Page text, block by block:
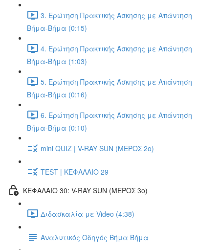
3. Ερώτηση Πρακτικής Άσκησης με Απάντηση
Βήμα-Βήμα (0:15)
4. Ερώτηση Πρακτικής Άσκησης με Απάντηση
Βήμα-Βήμα (1:03)
5. Ερώτηση Πρακτικής Άσκησης με Απάντηση
Βήμα-Βήμα (0:16)
6. Ερώτηση Πρακτικής Άσκησης με Απάντηση
Βήμα-Βήμα (0:10)
mini QUIZ | V-RAY SUN (ΜΕΡΟΣ 2o)
TEST | ΚΕΦΑΛΑΙΟ 29
ΚΕΦΑΛΑΙΟ 30: V-RAY SUN (ΜΕΡΟΣ 3o)
Διδασκαλία με Video (4:38)
Αναλυτικός Οδηγός Βήμα Βήμα